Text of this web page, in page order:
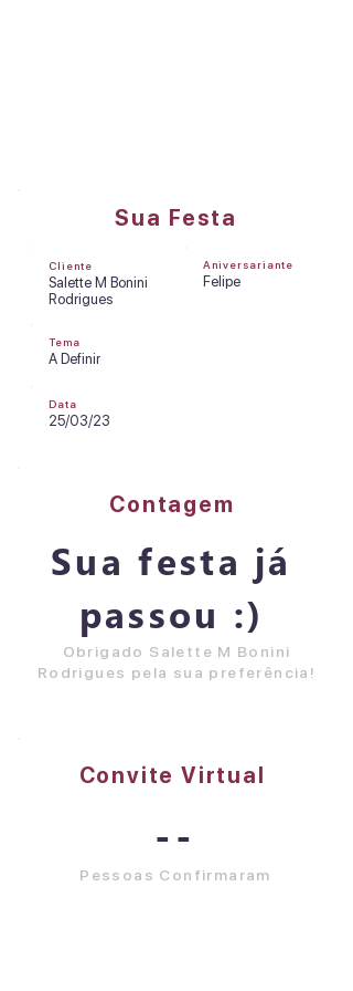
Convite Virtual
--
Pessoas Confirmaram
Contagem
Sua festa já
passou :)
Obrigado Salette M Bonini
Rodrigues pela sua preferência!
Sua Festa
Cliente
Salette M Bonini
Rodrigues
Aniversariante
Felipe
Tema
A Definir
Data
25/03/23